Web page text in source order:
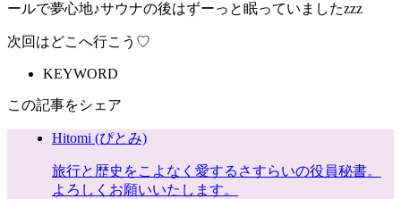
ールで夢心地♪サウナの後はずーっと眠っていましたzzz
次回はどこへ行こう♡
KEYWORD
この記事をシェア
Hitomi (ぴとみ)
旅行と歴史をこよなく愛するさすらいの役員秘書。
よろしくお願いいたします。